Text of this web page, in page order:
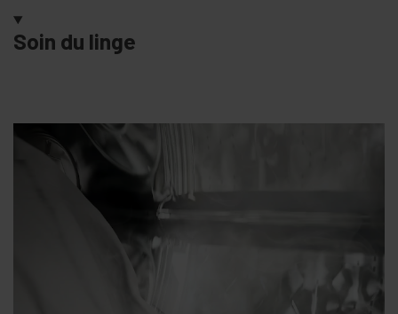
Soin du linge